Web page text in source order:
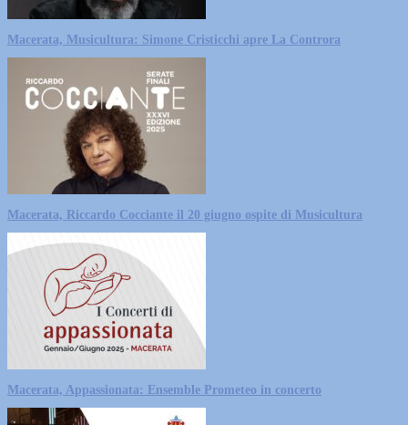
Macerata, Musicultura: Simone Cristicchi apre La Controra
Macerata, Riccardo Cocciante il 20 giugno ospite di Musicultura
Macerata, Appassionata: Ensemble Prometeo in concerto